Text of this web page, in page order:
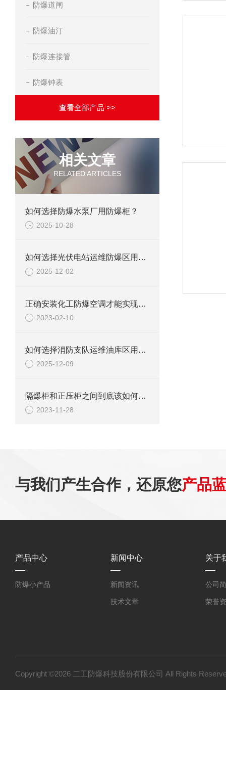
防爆道闸
防爆油汀
防爆连接管
防爆钟表
查看全部产品 >>
相关文章
RELATED ARTICLES
如何选择防爆水泵厂用防爆柜？
2025-10-28
如何选择光伏电站运维防爆区用防爆柜?
2025-12-02
正确安装化工防爆空调才能实现良好的防爆效果
2023-02-10
如何选择消防支队运维油库区用防爆柜？
2025-12-09
隔爆柜和正压柜之间到底该如何选择？
2023-11-28
与我们产生合作，还原您产品
产品中心
防爆小产品
新闻中心
新闻资讯
技术文章
关于
公司
荣誉
Copyright ©2026 二工防爆科技股份有限公司 All Rights